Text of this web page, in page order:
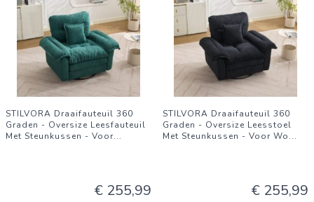
STILVORA Draaifauteuil 360
Graden - Oversize Leesfauteuil
Met Steunkussen - Voor...
€ 255,99
STILVORA Draaifauteuil 360
Graden - Oversize Leesstoel
Met Steunkussen - Voor Wo...
€ 255,99